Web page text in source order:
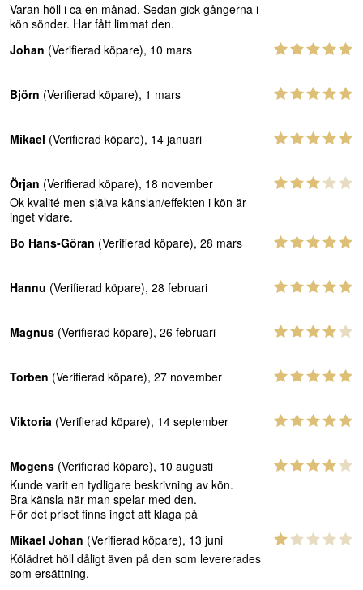
Varan höll i ca en månad. Sedan gick gångerna i
kön sönder. Har fått limmat den.
Johan (Verifierad köpare), 10 mars
Björn (Verifierad köpare), 1 mars
Mikael (Verifierad köpare), 14 januari
Örjan (Verifierad köpare), 18 november
Ok kvalité men själva känslan/effekten i kön är
inget vidare.
Bo Hans-Göran (Verifierad köpare), 28 mars
Hannu (Verifierad köpare), 28 februari
Magnus (Verifierad köpare), 26 februari
Torben (Verifierad köpare), 27 november
Viktoria (Verifierad köpare), 14 september
Mogens (Verifierad köpare), 10 augusti
Kunde varit en tydligare beskrivning av kön.
Bra känsla när man spelar med den.
För det priset finns inget att klaga på
Mikael Johan (Verifierad köpare), 13 juni
Kölädret höll dåligt även på den som levererades
som ersättning.